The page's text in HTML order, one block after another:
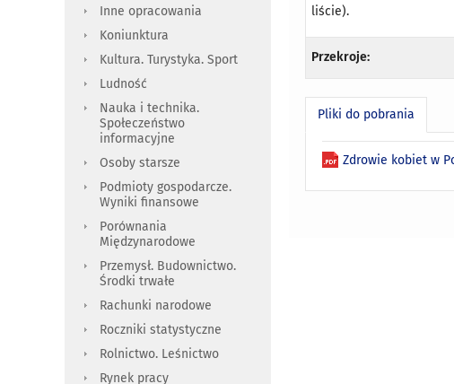
liście).
Przekroje:
Pliki do pobrania
Zdrowie kobiet w
Inne opracowania
Koniunktura
Kultura. Turystyka. Sport
Ludność
Nauka i technika.
Społeczeństwo
informacyjne
Osoby starsze
Podmioty gospodarcze.
Wyniki finansowe
Porównania
Międzynarodowe
Przemysł. Budownictwo.
Środki trwałe
Rachunki narodowe
Roczniki statystyczne
Rolnictwo. Leśnictwo
Rynek pracy